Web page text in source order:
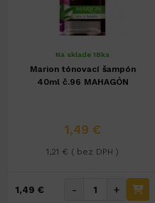
Na sklade 18ks
Marion tónovací šampón
40ml č.96 MAHAGÓN
1,49 €
1,21 € ( bez DPH )
1,49 € - +